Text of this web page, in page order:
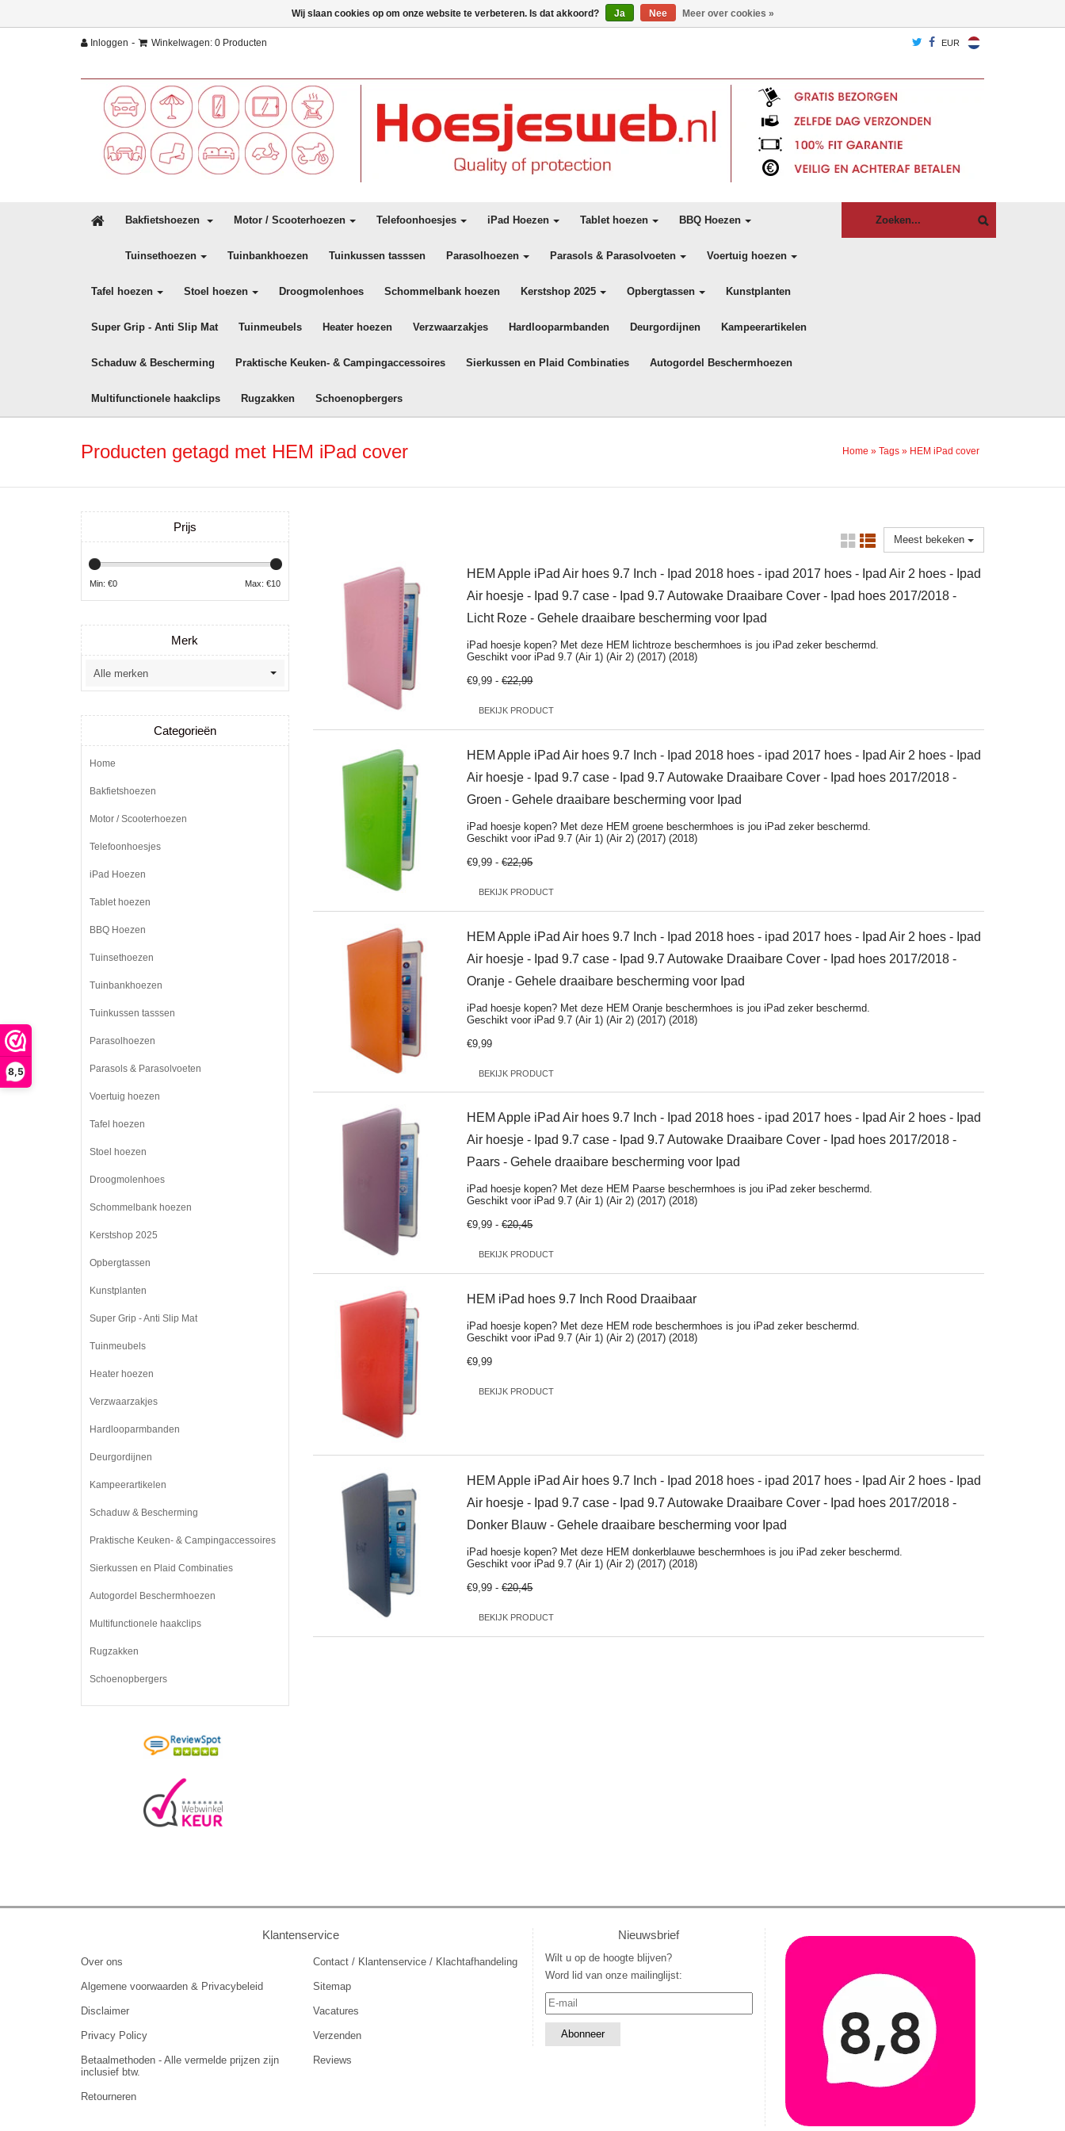
8,5
Inloggen - Winkelwagen: 0 Producten EUR
Bakfietshoezen Motor / Scooterhoezen Telefoonhoesjes iPad Hoezen Tablet hoezen BBQ Hoezen
Tuinsethoezen Tuinbankhoezen Tuinkussen tasssen Parasolhoezen Parasols & Parasolvoeten Voertuig hoezen
Tafel hoezen Stoel hoezen Droogmolenhoes Schommelbank hoezen Kerstshop 2025 Opbergtassen Kunstplanten
Super Grip - Anti Slip Mat Tuinmeubels Heater hoezen Verzwaarzakjes Hardlooparmbanden Deurgordijnen Kampeerartikelen
Schaduw & Bescherming Praktische Keuken- & Campingaccessoires Sierkussen en Plaid Combinaties Autogordel Beschermhoezen
Multifunctionele haakclips Rugzakken Schoenopbergers
Producten getagd met HEM iPad cover Home » Tags » HEM iPad cover
Meest bekeken
HEM Apple iPad Air hoes 9.7 Inch - Ipad 2018 hoes - ipad 2017 hoes - Ipad Air 2 hoes - Ipad
Air hoesje - Ipad 9.7 case - Ipad 9.7 Autowake Draaibare Cover - Ipad hoes 2017/2018 -
Licht Roze - Gehele draaibare bescherming voor Ipad
iPad hoesje kopen? Met deze HEM lichtroze beschermhoes is jou iPad zeker beschermd.
Geschikt voor iPad 9.7 (Air 1) (Air 2) (2017) (2018)
€9,99 -€22,99
BEKIJK PRODUCT
HEM Apple iPad Air hoes 9.7 Inch - Ipad 2018 hoes - ipad 2017 hoes - Ipad Air 2 hoes - Ipad
Air hoesje - Ipad 9.7 case - Ipad 9.7 Autowake Draaibare Cover - Ipad hoes 2017/2018 -
Groen - Gehele draaibare bescherming voor Ipad
iPad hoesje kopen? Met deze HEM groene beschermhoes is jou iPad zeker beschermd.
Geschikt voor iPad 9.7 (Air 1) (Air 2) (2017) (2018)
€9,99 -€22,95
BEKIJK PRODUCT
HEM Apple iPad Air hoes 9.7 Inch - Ipad 2018 hoes - ipad 2017 hoes - Ipad Air 2 hoes - Ipad
Air hoesje - Ipad 9.7 case - Ipad 9.7 Autowake Draaibare Cover - Ipad hoes 2017/2018 -
Oranje - Gehele draaibare bescherming voor Ipad
iPad hoesje kopen? Met deze HEM Oranje beschermhoes is jou iPad zeker beschermd.
Geschikt voor iPad 9.7 (Air 1) (Air 2) (2017) (2018)
€9,99
BEKIJK PRODUCT
HEM Apple iPad Air hoes 9.7 Inch - Ipad 2018 hoes - ipad 2017 hoes - Ipad Air 2 hoes - Ipad
Air hoesje - Ipad 9.7 case - Ipad 9.7 Autowake Draaibare Cover - Ipad hoes 2017/2018 -
Paars - Gehele draaibare bescherming voor Ipad
iPad hoesje kopen? Met deze HEM Paarse beschermhoes is jou iPad zeker beschermd.
Geschikt voor iPad 9.7 (Air 1) (Air 2) (2017) (2018)
€9,99 -€20,45
BEKIJK PRODUCT
HEM iPad hoes 9.7 Inch Rood Draaibaar
iPad hoesje kopen? Met deze HEM rode beschermhoes is jou iPad zeker beschermd.
Geschikt voor iPad 9.7 (Air 1) (Air 2) (2017) (2018)
€9,99
BEKIJK PRODUCT
HEM Apple iPad Air hoes 9.7 Inch - Ipad 2018 hoes - ipad 2017 hoes - Ipad Air 2 hoes - Ipad
Air hoesje - Ipad 9.7 case - Ipad 9.7 Autowake Draaibare Cover - Ipad hoes 2017/2018 -
Donker Blauw - Gehele draaibare bescherming voor Ipad
iPad hoesje kopen? Met deze HEM donkerblauwe beschermhoes is jou iPad zeker beschermd.
Geschikt voor iPad 9.7 (Air 1) (Air 2) (2017) (2018)
€9,99 -€20,45
BEKIJK PRODUCT
Prijs
Min: €0 Max: €10
Merk
Categorieën
Home
Bakfietshoezen
Motor / Scooterhoezen
Telefoonhoesjes
iPad Hoezen
Tablet hoezen
BBQ Hoezen
Tuinsethoezen
Tuinbankhoezen
Tuinkussen tasssen
Parasolhoezen
Parasols & Parasolvoeten
Voertuig hoezen
Tafel hoezen
Stoel hoezen
Droogmolenhoes
Schommelbank hoezen
Kerstshop 2025
Opbergtassen
Kunstplanten
Super Grip - Anti Slip Mat
Tuinmeubels
Heater hoezen
Verzwaarzakjes
Hardlooparmbanden
Deurgordijnen
Kampeerartikelen
Schaduw & Bescherming
Praktische Keuken- & Campingaccessoires
Sierkussen en Plaid Combinaties
Autogordel Beschermhoezen
Multifunctionele haakclips
Rugzakken
Schoenopbergers
Klantenservice
Over ons
Algemene voorwaarden & Privacybeleid
Disclaimer
Privacy Policy
Betaalmethoden - Alle vermelde prijzen zijn
inclusief btw.
Retourneren
Contact / Klantenservice / Klachtafhandeling
Sitemap
Vacatures
Verzenden
Reviews
Nieuwsbrief
Wilt u op de hoogte blijven?
Word lid van onze mailinglijst:
Wij slaan cookies op om onze website te verbeteren. Is dat akkoord? Ja Nee Meer over cookies »